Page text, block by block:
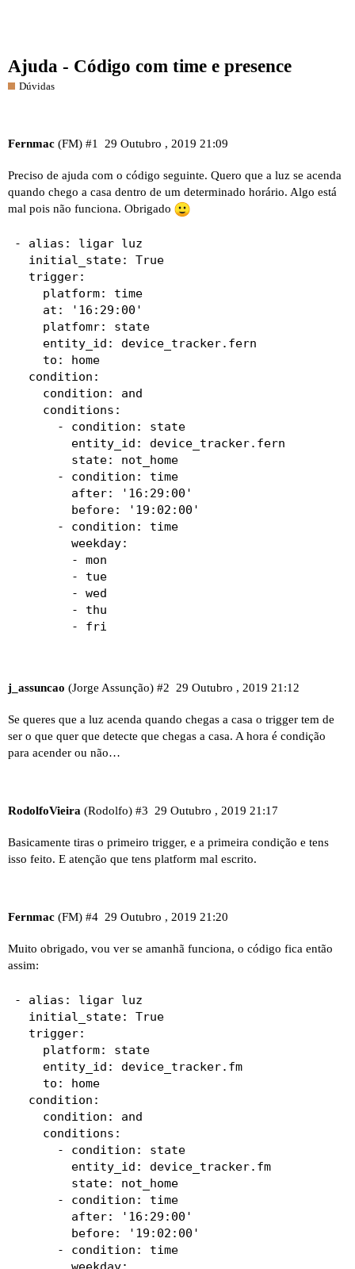
Ajuda - Código com time e presence
Dúvidas
Fernmac (FM) 29 Outubro , 2019 21:09
#1
Preciso de ajuda com o código seguinte. Quero que a luz se acenda
quando chego a casa dentro de um determinado horário. Algo está
mal pois não funciona. Obrigado
- alias: ligar luz
  initial_state: True
  trigger:
    platform: time
    at: '16:29:00'
    platfomr: state
    entity_id: device_tracker.fern
    to: home
  condition:
    condition: and
    conditions:
      - condition: state
        entity_id: device_tracker.fern
        state: not_home
      - condition: time
        after: '16:29:00'
        before: '19:02:00'
      - condition: time
        weekday:
        - mon
        - tue
        - wed
        - thu
        - fri
j_assuncao (Jorge Assunção) 29 Outubro , 2019 21:12
#2
Se queres que a luz acenda quando chegas a casa o trigger tem de
ser o que quer que detecte que chegas a casa. A hora é condição
para acender ou não…
RodolfoVieira (Rodolfo) 29 Outubro , 2019 21:17
#3
Basicamente tiras o primeiro trigger, e a primeira condição e tens
isso feito. E atenção que tens platform mal escrito.
Fernmac (FM) 29 Outubro , 2019 21:20
#4
Muito obrigado, vou ver se amanhã funciona, o código fica então
assim:
- alias: ligar luz
  initial_state: True
  trigger:
    platform: state
    entity_id: device_tracker.fm
    to: home
  condition:
    condition: and
    conditions:
      - condition: state
        entity_id: device_tracker.fm
        state: not_home
      - condition: time
        after: '16:29:00'
        before: '19:02:00'
      - condition: time